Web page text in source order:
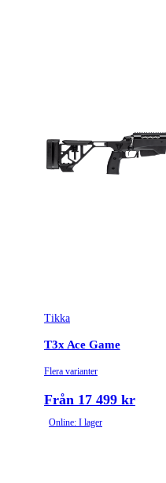
Tikka
T3x Ace Game
Flera varianter
Från 17 499 kr
Online: I lager